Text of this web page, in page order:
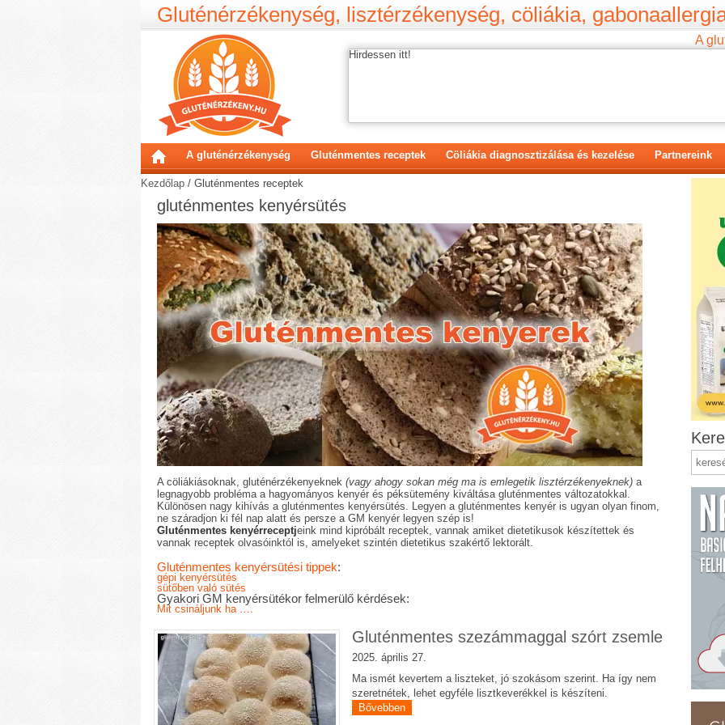
Gluténérzékenység, lisztérzékenység, cöliákia,
A
Hirdessen itt!
A gluténérzékenység Gluténmentes receptek Cöliákia diagnosztizálása és kezelése Partnereink
Kezdőlap / Gluténmentes receptek
gluténmentes kenyérsütés
A cöliákiásoknak, gluténérzékenyeknek (vagy ahogy sokan még ma is emlegetik lisztérzékenyeknek) a
legnagyobb probléma a hagyományos kenyér és péksütemény kiváltása gluténmentes változatokkal.
Különösen nagy kihívás a gluténmentes kenyérsütés. Legyen a gluténmentes kenyér is ugyan olyan finom,
ne száradjon ki fél nap alatt és persze a GM kenyér legyen szép is!
Gluténmentes kenyérreceptjeink mind kipróbált receptek, vannak amiket dietetikusok készítettek és
vannak receptek olvasóinktól is, amelyeket szintén dietetikus szakértő lektorált.
Gluténmentes kenyérsütési tippek:
gépi kenyérsütés
sütőben való sütés
Gyakori GM kenyérsütékor felmerülő kérdések:
Mit csináljunk ha ….
Gluténmentes szezámmaggal szórt zsemle
2025. április 27.
Ma ismét kevertem a liszteket, jó szokásom szerint. Ha így nem
szeretnétek, lehet egyféle lisztkeverékkel is készíteni.
Bővebben